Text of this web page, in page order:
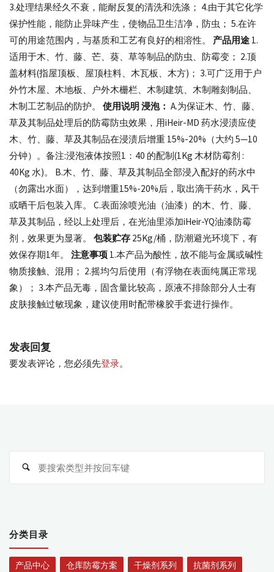
3.处理结果经久不衰，能耐反复的清洗和洗涤； 4.由于其它化学
保护性能，能防止异味产生，使物品卫生洁净，防虫； 5.在许
可的用途范围内，与基质和工艺有良好的相溶性。 产品用途 1.
适用于木、竹、藤、芒、葵、草等制品的防虫、防霉变； 2.顶
盖材料(指屋顶板、屋顶柱料、木瓦板、木方)； 3.可广泛用于户
外竹木屋、木地板、户外木栅栏、木制建筑、木制雕刻制品、
木制工艺制品的防护。使用说明 浸泡： A.为保证木、竹、藤、
草及其制品处理后的防霉防虫效果，用iHeir-MD 药水浸渍应使
木、竹、藤、草及其制品在浸渍后增重 15%-20%（大约 5—10
分钟）。备注:浸泡液体按照1：40 的配制(1Kg 木材防霉剂 :
40Kg 水)。 B.木、竹、藤、草及其制品全部浸入配好的药水中
（勿露出水面），达到增重15%-20%后，取出滴干药水，风干
或晒干后包装入库。 C.表面涂喷光油（油漆）的木、竹、藤、
草及其制品，经以上处理后，在光油里添加iHeir-YQ油漆防霉
剂，效果更为显著。包装贮存 25Kg/桶，防潮避光环境下，有
效保存期1年。注意事项 1.本产品为酸性，故不能与金属或碱性
物质接触、混用； 2.摇均匀后使用（有浮物在表面纯属正常现
象）； 3.本产品无毒，固含量比较高，原液不排除部分人士有
皮肤接触过敏现象，建议使用时配带橡胶手套进行操作。
发表回复
要发表评论，您必须先登录。
搜
分类目录
产品中心 仓库防霉方案 干燥剂系列
抗菌剂系列